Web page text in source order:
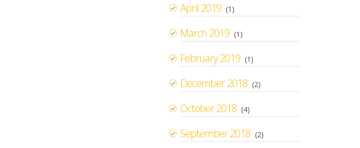
April 2019 (1)
March 2019 (1)
February 2019 (1)
December 2018 (2)
October 2018 (4)
September 2018 (2)